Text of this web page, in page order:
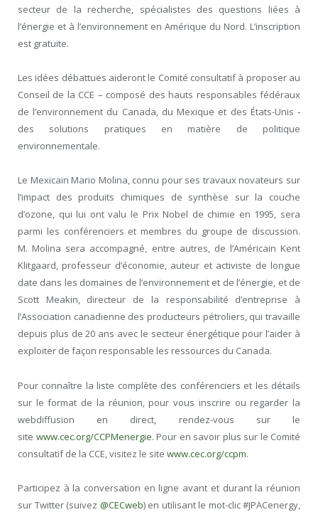
secteur de la recherche, spécialistes des questions liées à
l’énergie et à l’environnement en Amérique du Nord. L’inscription
est gratuite.
Les idées débattues aideront le Comité consultatif à proposer au
Conseil de la CCE – composé des hauts responsables fédéraux
de l’environnement du Canada, du Mexique et des États-Unis ‑
des solutions pratiques en matière de politique
environnementale.
Le Mexicain Mario Molina, connu pour ses travaux novateurs sur
l’impact des produits chimiques de synthèse sur la couche
d’ozone, qui lui ont valu le Prix Nobel de chimie en 1995, sera
parmi les conférenciers et membres du groupe de discussion.
M. Molina sera accompagné, entre autres, de l’Américain Kent
Klitgaard, professeur d’économie, auteur et activiste de longue
date dans les domaines de l’environnement et de l’énergie, et de
Scott Meakin, directeur de la responsabilité d’entreprise à
l’Association canadienne des producteurs pétroliers, qui travaille
depuis plus de 20 ans avec le secteur énergétique pour l’aider à
exploiter de façon responsable les ressources du Canada.
Pour connaître la liste complète des conférenciers et les détails
sur le format de la réunion, pour vous inscrire ou regarder la
webdiffusion en direct, rendez-vous sur le
site www.cec.org/CCPMenergie. Pour en savoir plus sur le Comité
consultatif de la CCE, visitez le site www.cec.org/ccpm.
Participez à la conversation en ligne avant et durant la réunion
sur Twitter (suivez @CECweb) en utilisant le mot-clic #JPACenergy,